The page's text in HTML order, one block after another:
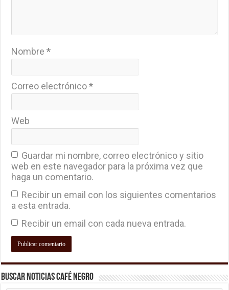
Nombre*
Correo electrónico*
Web
Guardar mi nombre, correo electrónico y sitio
web en este navegador para la próxima vez que
haga un comentario.
Recibir un email con los siguientes comentarios
a esta entrada.
Recibir un email con cada nueva entrada.
Buscar Noticias Café Negro